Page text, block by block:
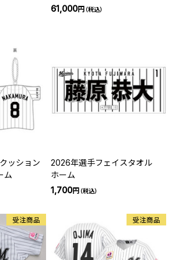
61,000円（税込）
ッション
ム
2026年選手フェイスタオル
ホーム
1,700円（税込）
受注商品 受注商品